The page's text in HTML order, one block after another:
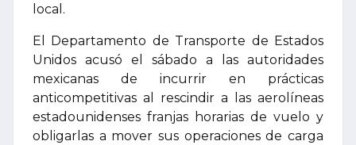
local.
El Departamento de Transporte de Estados
Unidos acusó el sábado a las autoridades
mexicanas de incurrir en prácticas
anticompetitivas al rescindir a las aerolíneas
estadounidenses franjas horarias de vuelo y
obligarlas a mover sus operaciones de carga